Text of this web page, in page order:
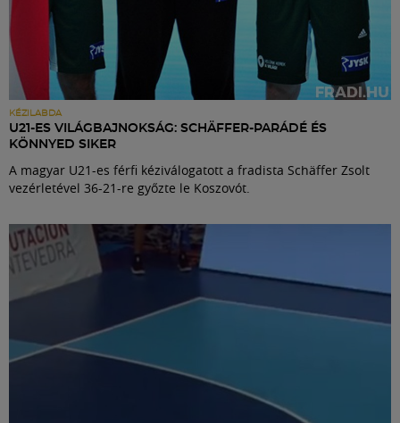
KÉZILABDA
U21-ES VILÁGBAJNOKSÁG: SCHÄFFER-PARÁDÉ ÉS
KÖNNYED SIKER
A magyar U21-es férfi kéziválogatott a fradista Schäffer Zsolt
vezérletével 36-21-re győzte le Koszovót.
Szolgáltatások
Shop
English